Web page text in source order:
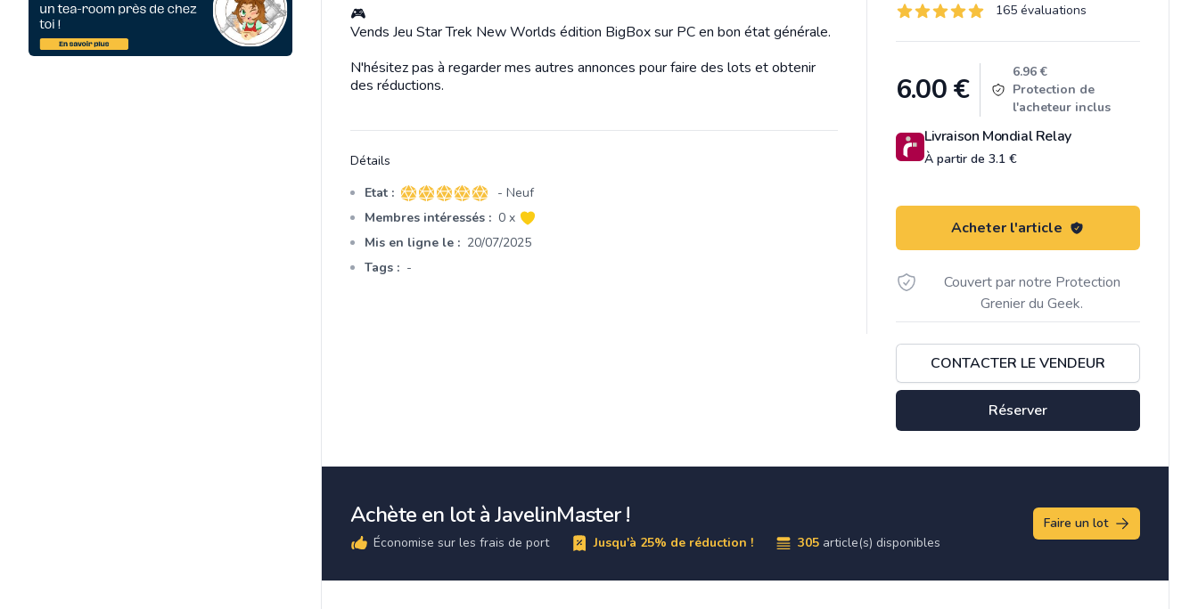
Évaluations
165 sur 5 étoiles165 évaluations
Product information
6.00€
6.96 €
Protection de
l'acheteur inclus
Livraison Mondial Relay
À partir de 3.1 €
Acheter l'article
Couvert par notre Protection
Grenier du Geek.
CONTACTER LE VENDEUR
Réserver
Description
🎮
Vends Jeu Star Trek New Worlds édition BigBox sur PC en bon état générale.
N'hésitez pas à regarder mes autres annonces pour faire des lots et obtenir
des réductions.
Détails
Etat : 5 sur 5 étoiles
- Neuf
Membres intéressés : 0 x
Mis en ligne le : 20/07/2025
Tags : -
Achète en lot à JavelinMaster !
Économise sur les frais de port Jusqu'à 25% de réduction ! 305 article(s) disponibles
Faire un lot